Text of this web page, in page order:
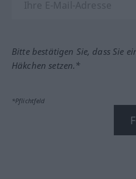
Bitte bestätigen Sie, dass Sie
Häkchen setzen.*
*Pflichtfeld